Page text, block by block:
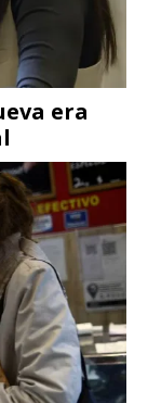
era